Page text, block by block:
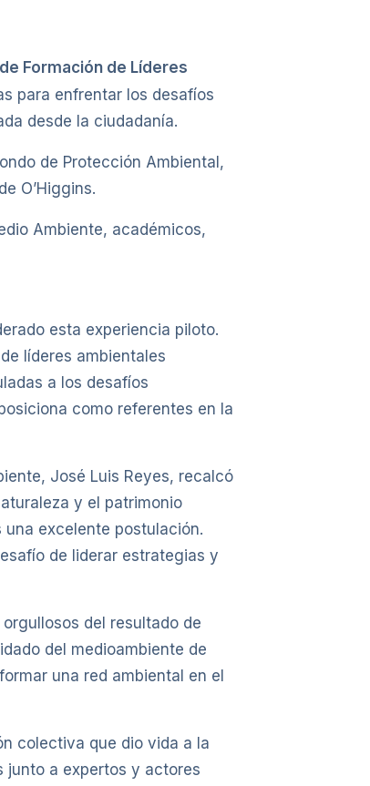
Formación de Líderes
para enfrentar los desafíos
desde la ciudadanía.
de Protección Ambiental,
O’Higgins.
Ambiente, académicos,
esta experiencia piloto.
líderes ambientales
a los desafíos
como referentes en la
José Luis Reyes, recalcó
y el patrimonio
una excelente postulación.
de liderar estrategias y
del resultado de
del medioambiente de
una red ambiental en el
colectiva que dio vida a la
junto a expertos y actores